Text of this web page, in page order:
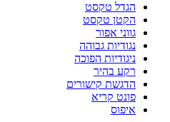
הגדל טקסט
הקטן טקסט
גווני אפור
נגודיות גבוהה
ניגודיות הפוכה
רקע בהיר
הדגשת קישורים
פונט קריא
איפוס